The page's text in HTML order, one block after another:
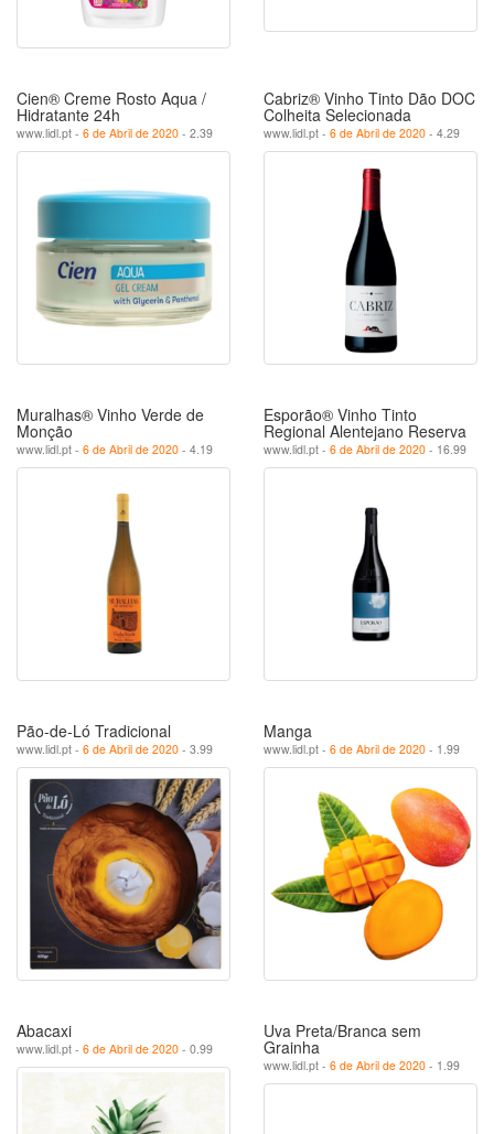
Cien® Creme Rosto Aqua /
Hidratante 24h
www.lidl.pt - 6 de Abril de 2020 - 2.39
Cabriz® Vinho Tinto Dão DOC
Colheita Selecionada
www.lidl.pt - 6 de Abril de 2020 - 4.29
Muralhas® Vinho Verde de
Monção
www.lidl.pt - 6 de Abril de 2020 - 4.19
Esporão® Vinho Tinto
Regional Alentejano Reserva
www.lidl.pt - 6 de Abril de 2020 - 16.99
Pão-de-Ló Tradicional
www.lidl.pt - 6 de Abril de 2020 - 3.99
Manga
www.lidl.pt - 6 de Abril de 2020 - 1.99
Abacaxi
www.lidl.pt - 6 de Abril de 2020 - 0.99
Uva Preta/Branca sem
Grainha
www.lidl.pt - 6 de Abril de 2020 - 1.99